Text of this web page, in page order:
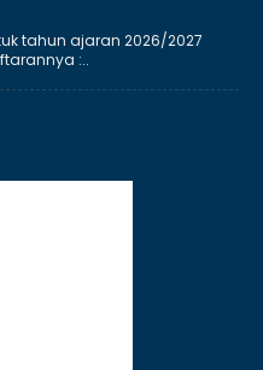
tahun ajaran 2026/2027
:..